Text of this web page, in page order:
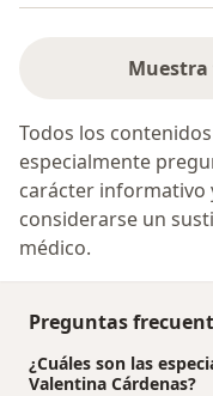
Muestra
Todos los
especialmente
carácter informativo
considerarse un
médico.
Preguntas
¿Cuáles son las
Valentina Cárdenas?